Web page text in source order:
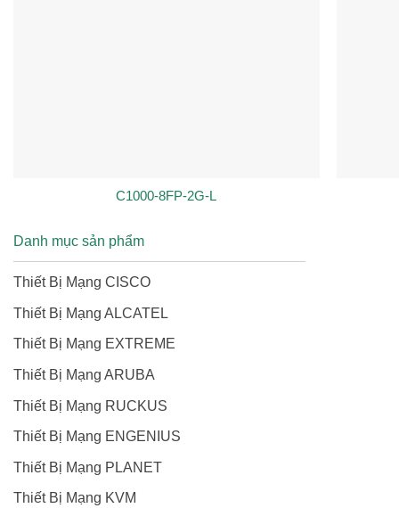
C1000-8FP-2G-L
Danh mục sản phẩm
Thiết Bị Mạng CISCO
Thiết Bị Mạng ALCATEL
Thiết Bị Mạng EXTREME
Thiết Bị Mạng ARUBA
Thiết Bị Mạng RUCKUS
Thiết Bị Mạng ENGENIUS
Thiết Bị Mạng PLANET
Thiết Bị Mạng KVM